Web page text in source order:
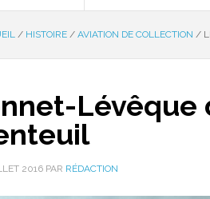
/ HISTOIRE / AVIATION DE COLLECTION /
Lévêque
2016 PAR RÉDACTION